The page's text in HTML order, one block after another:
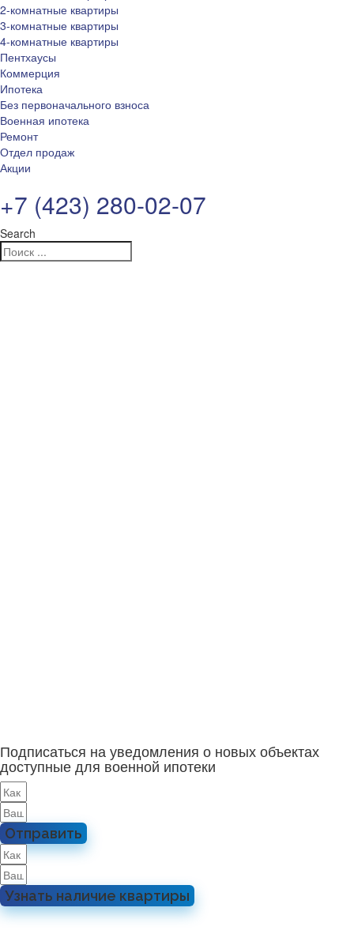
2-комнатные квартиры
3-комнатные квартиры
4-комнатные квартиры
Пентхаусы
Коммерция
Ипотека
Без первоначального взноса
Военная ипотека
Ремонт
Отдел продаж
Акции
+7 (423) 280-02-07
Search
Подписаться на уведомления о новых объектах
доступные для военной ипотеки
Отправить
Узнать наличие квартиры